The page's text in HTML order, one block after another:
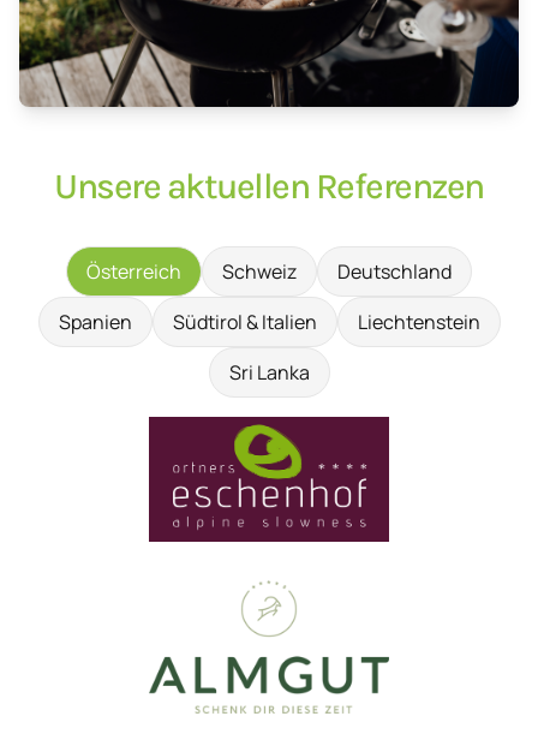
Unsere aktuellen Referenzen
Österreich Schweiz
Deutschland
Spanien
Südtirol & Italien
Liechtenstein
Sri Lanka